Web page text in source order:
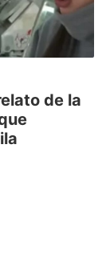
de la